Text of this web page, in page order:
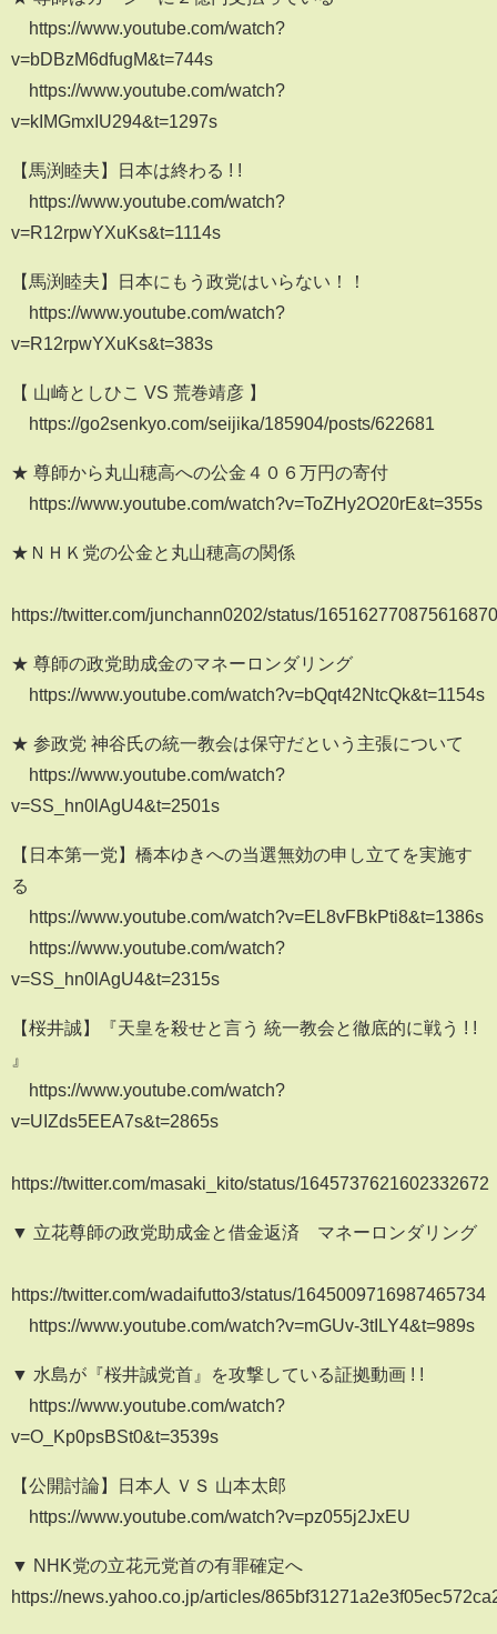
https://www.youtube.com/watch?
v=bDBzM6dfugM&t=744s
https://www.youtube.com/watch?
v=kIMGmxIU294&t=1297s
【馬渕睦夫】日本は終わる ! !
https://www.youtube.com/watch?
v=R12rpwYXuKs&t=1114s
【馬渕睦夫】日本にもう政党はいらない！！
https://www.youtube.com/watch?
v=R12rpwYXuKs&t=383s
【 山崎としひこ VS 荒巻靖彦 】
https://go2senkyo.com/seijika/185904/posts/622681
★ 尊師から丸山穂高への公金４０６万円の寄付
https://www.youtube.com/watch?v=ToZHy2O20rE&t=355s
★ＮＨＫ党の公金と丸山穂高の関係
https://twitter.com/junchann0202/status/
★ 尊師の政党助成金のマネーロンダリング
https://www.youtube.com/watch?v=bQqt42NtcQk&t=1154s
★ 参政党 神谷氏の統一教会は保守だという主張について
https://www.youtube.com/watch?
v=SS_hn0lAgU4&t=2501s
【日本第一党】橋本ゆきへの当選無効の申し立てを実施す
る
https://www.youtube.com/watch?v=EL8vFBkPti8&t=1386s
https://www.youtube.com/watch?
v=SS_hn0lAgU4&t=2315s
【桜井誠】『天皇を殺せと言う 統一教会と徹底的に戦う ! !
』
https://www.youtube.com/watch?
v=UIZds5EEA7s&t=2865s
https://twitter.com/masaki_kito/status/1645737621602332672
▼ 立花尊師の政党助成金と借金返済 マネーロンダリング
https://twitter.com/wadaifutto3/status/1645009716987465734
https://www.youtube.com/watch?v=mGUv-3tILY4&t=989s
▼ 水島が『桜井誠党首』を攻撃している証拠動画 ! !
https://www.youtube.com/watch?
v=O_Kp0psBSt0&t=3539s
【公開討論】日本人 ＶＳ 山本太郎
https://www.youtube.com/watch?v=pz055j2JxEU
▼ NHK党の立花元党首の有罪確定へ
https://news.yahoo.co.jp/articles/